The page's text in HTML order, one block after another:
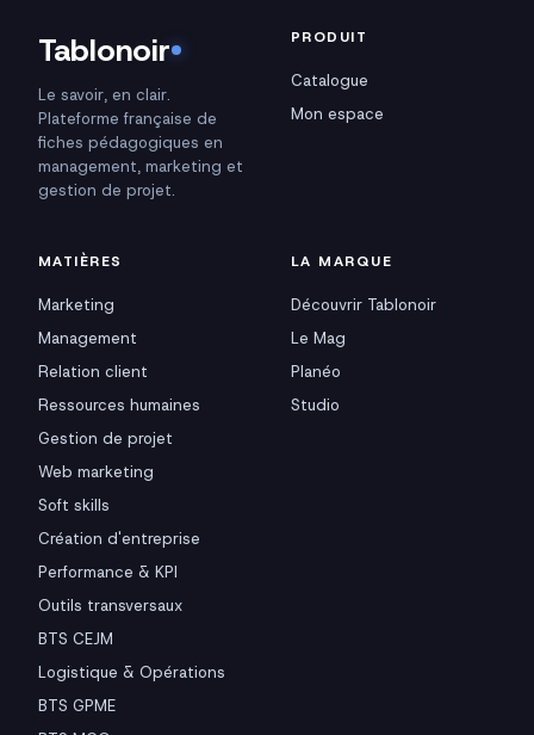
Tablonoir
Le savoir, en clair.
Plateforme française de
fiches pédagogiques en
management, marketing et
gestion de projet.
PRODUIT
Catalogue
Mon espace
MATIÈRES
Marketing
Management
Relation client
Ressources humaines
Gestion de projet
Web marketing
Soft skills
Création d'entreprise
Performance & KPI
Outils transversaux
BTS CEJM
Logistique & Opérations
BTS GPME
LA MARQUE
Découvrir Tablonoir
Le Mag
Planéo
Studio